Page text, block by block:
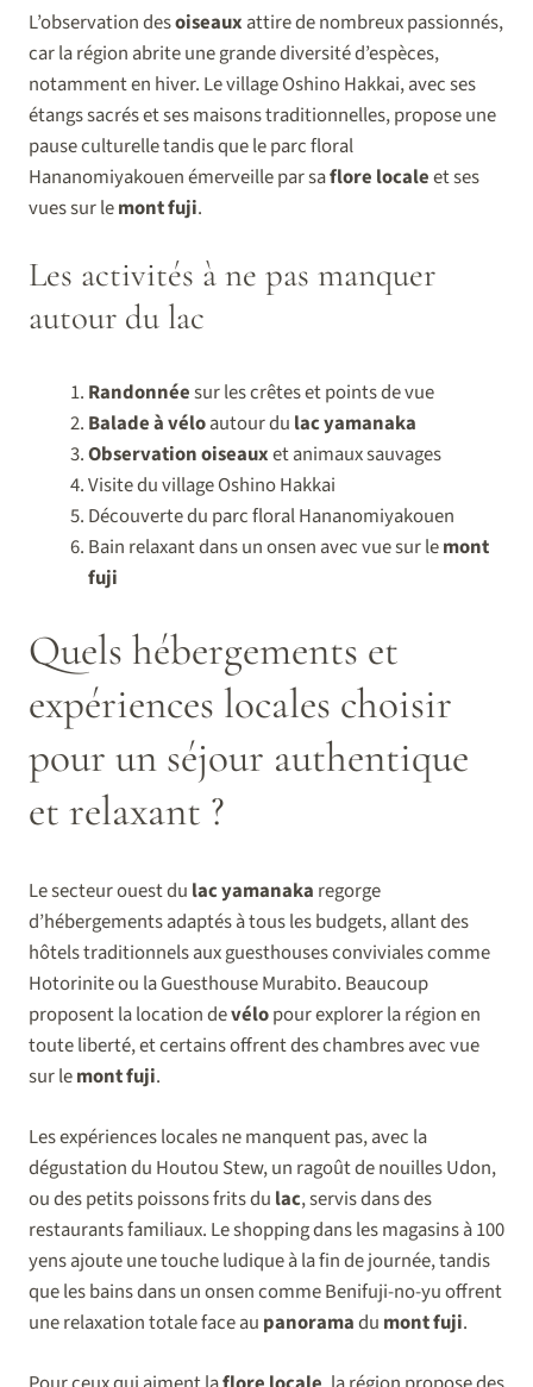
L’observation desoiseaux attire de nombreux passionnés,
car la région abrite une grande diversité d’espèces,
notamment en hiver. Le village Oshino Hakkai, avec ses
étangs sacrés et ses maisons traditionnelles, propose une
pause culturelle tandis que le parc floral
Hananomiyakouen émerveille par saflore localeet ses
vues sur lemont fuji.
Les activités à ne pas manquer
autour du lac
Randonnéesur les crêtes et points de vue
Balade à véloautour du lac yamanaka
Observation oiseauxet animaux sauvages
Visite du village Oshino Hakkai
Découverte du parc floral Hananomiyakouen
Bain relaxant dans un onsen avec vue sur lemont
fuji
Quels hébergements et
expériences locales choisir
pour un séjour authentique
et relaxant ?
Le secteur ouest du lac yamanaka regorge
d’hébergements adaptés à tous les budgets, allant des
hôtels traditionnels aux guesthouses conviviales comme
Hotorinite ou la Guesthouse Murabito. Beaucoup
proposent la location devélopour explorer la région en
toute liberté, et certains offrent des chambres avec vue
sur lemont fuji.
Les expériences locales ne manquent pas, avec la
dégustation du Houtou Stew, un ragoût de nouilles Udon,
ou des petits poissons frits du lac, servis dans des
restaurants familiaux. Le shopping dans les magasins à 100
yens ajoute une touche ludique à la fin de journée, tandis
que les bains dans un onsen comme Benifuji-no-yu offrent
une relaxation totale face au panoramadu mont fuji.